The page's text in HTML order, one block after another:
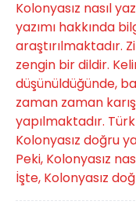
Kolonyasız nasıl
yazımı hakkında
araştırılmaktadır.
zengin bir dildir.
düşünüldüğünde,
zaman zaman
yapılmaktadır.
Kolonyasız doğru
Peki, Kolonyasız
İşte, Kolonyasız